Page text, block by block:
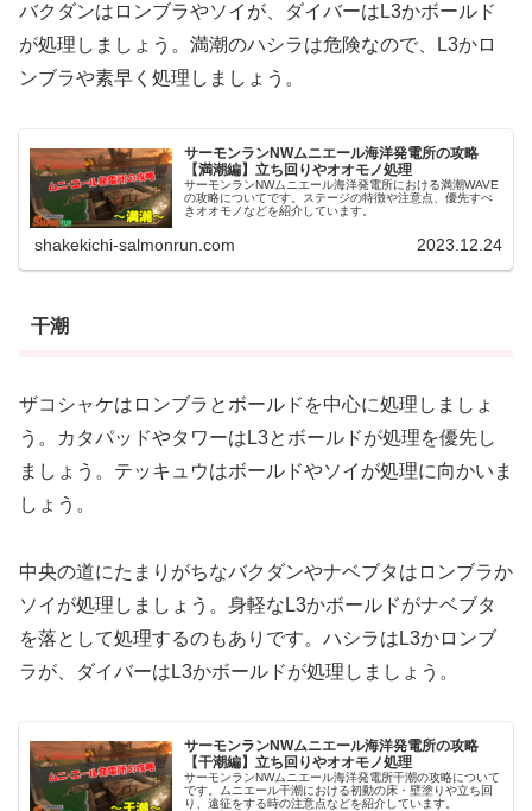
バクダンはロンブラやソイが、ダイバーはL3かボールド
が処理しましょう。満潮のハシラは危険なので、L3かロ
ンブラや素早く処理しましょう。
サーモンランNWムニエール海洋発電所の攻略
【満潮編】立ち回りやオオモノ処理
サーモンランNWムニエール海洋発電所における満潮WAVE
の攻略についてです。ステージの特徴や注意点、優先すべ
きオオモノなどを紹介しています。
shakekichi-salmonrun.com 2023.12.24
干潮
ザコシャケはロンブラとボールドを中心に処理しましょ
う。カタパッドやタワーはL3とボールドが処理を優先し
ましょう。テッキュウはボールドやソイが処理に向かいま
しょう。
中央の道にたまりがちなバクダンやナベブタはロンブラか
ソイが処理しましょう。身軽なL3かボールドがナベブタ
を落として処理するのもありです。ハシラはL3かロンブ
ラが、ダイバーはL3かボールドが処理しましょう。
サーモンランNWムニエール海洋発電所の攻略
【干潮編】立ち回りやオオモノ処理
サーモンランNWムニエール海洋発電所干潮の攻略について
です。ムニエール干潮における初動の床・壁塗りや立ち回
り、遠征をする時の注意点などを紹介しています。